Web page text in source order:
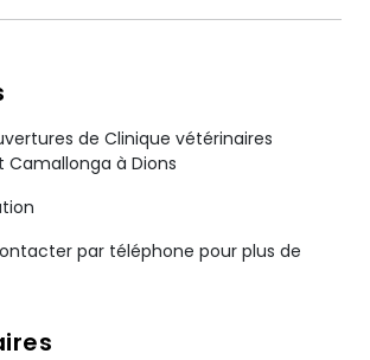
de Clinique vétérinaires
Camallonga à Dions
par téléphone pour plus de